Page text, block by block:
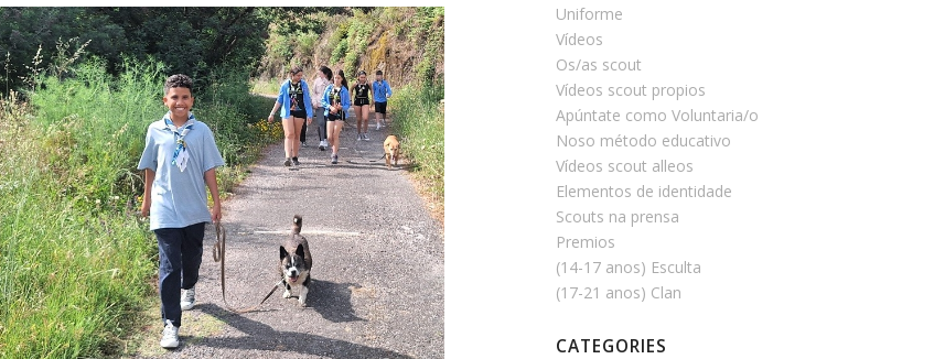
Uniforme
Vídeos
Os/as scout
Vídeos scout propios
Apúntate como Voluntaria/o
Noso método educativo
Vídeos scout alleos
Elementos de identidade
Scouts na prensa
Premios
(14-17 anos) Esculta
(17-21 anos) Clan
CATEGORIES